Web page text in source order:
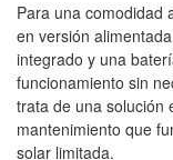
Para una comodidad
en versión
integrado y una
funcionamiento sin
trata de una solución
mantenimiento que
solar limitada.